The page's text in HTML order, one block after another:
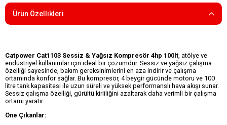
Ürün Özellikleri
Catpower Cat1103 Sessiz & Yağsız Kompresör 4hp 100lt , atölye ve
endüstriyel kullanımlar için ideal bir çözümdür. Sessiz ve yağsız çalışma
özelliği sayesinde, bakım gereksinimlerini en aza indirir ve çalışma
ortamında konfor sağlar. Bu kompresör, 4 beygir gücünde motoru ve 100
litre tank kapasitesi ile uzun süreli ve yüksek performanslı hava akışı sunar.
Sessiz çalışma özelliği, gürültü kirliliğini azaltarak daha verimli bir çalışma
ortamı yaratır.
Öne Çıkanlar: